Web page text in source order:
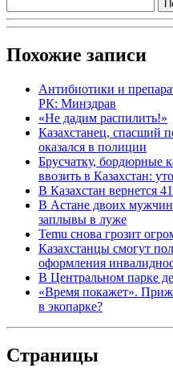
Похожие записи
Антибиотики и
РК: Минздрав
«Не дадим распилить!»
Казахстанец, спасший
оказался в полиции
Брусчатку, бордюрные
ввозить в Казахстан:
В Казахстан вернется
В Астане двоих мужчин
заплывы в луже
Temu снова грозит
Казахстанцы смогут
оформления
В Центральном парке
«Время покажет».
в экопарке?
Страницы